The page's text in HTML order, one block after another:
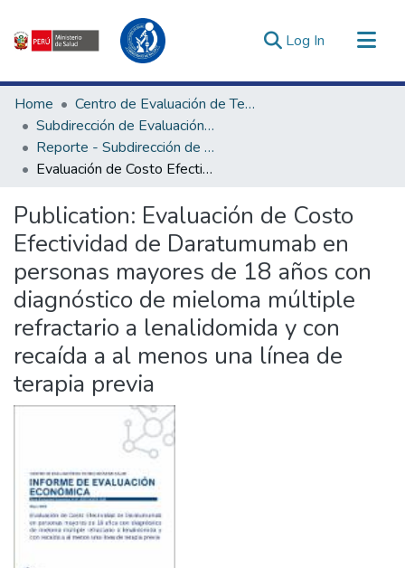
Log In (current)
Communities & Collections
All of DSpace
Statistics
Estadísticas Externas
Enlaces de interés ▾
Home
Centro de Evaluación de Tecnologías en Salud
Subdirección de Evaluación de Tecnologías Sanitarias
Reporte - Subdirección de Evaluación de Tecnologías Sanitarias
Evaluación de Costo Efectividad de Daratumumab en personas mayores de 18 años con diagnóstico de mieloma múltiple refractario a lenalidomida y con recaída a al menos una línea de terapia previa
Publication: Evaluación de Costo
Efectividad de Daratumumab en
personas mayores de 18 años con
diagnóstico de mieloma múltiple
refractario a lenalidomida y con
recaída a al menos una línea de
terapia previa